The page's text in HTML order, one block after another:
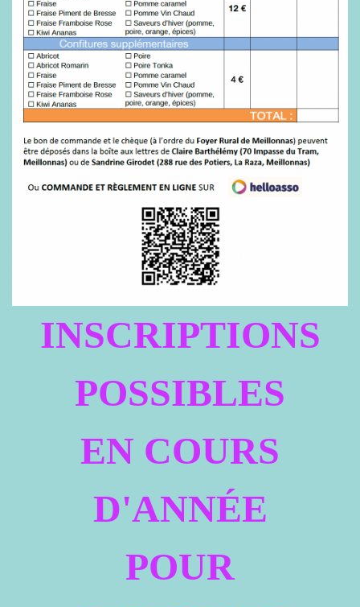
INSCRIPTIONS
POSSIBLES
EN COURS
D'ANNÉE
POUR